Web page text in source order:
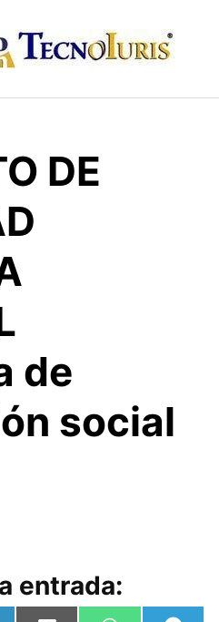
DE
de
social
entrada: